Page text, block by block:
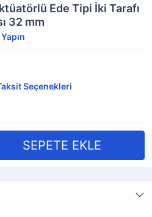
Ede Tipi İki Tarafı
32 mm
Seçenekleri